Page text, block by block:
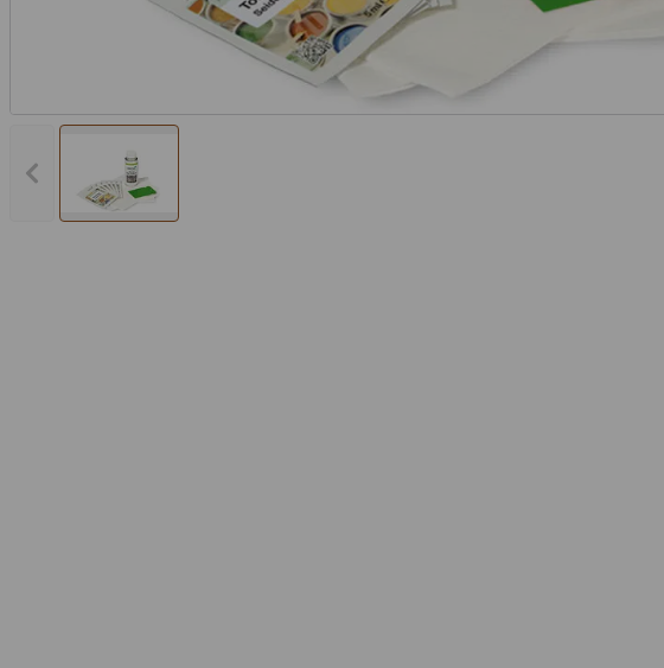
Vorheriges Bild anzeigen